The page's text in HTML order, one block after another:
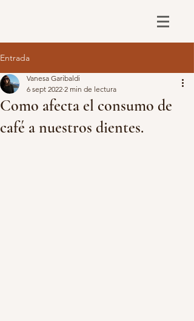
Entrada
Como afecta el consumo de
café a nuestros dientes.
Vanesa Garibaldi
6 sept 2022 2 min de lectura